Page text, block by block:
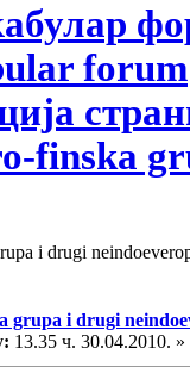
forum
finska
i drugi
grupa i drugi
13.35 ч. 30.04.2010. »